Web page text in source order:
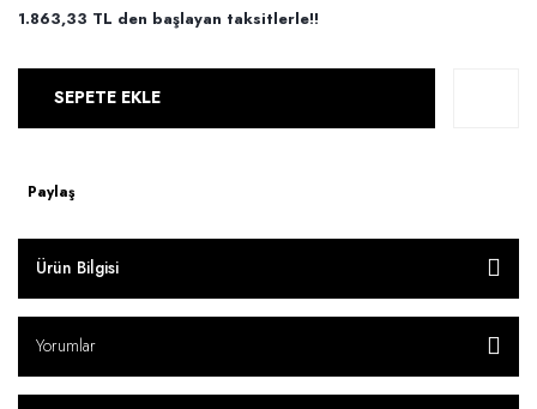
1.863,33 TL den başlayan taksitlerle!!
SEPETE EKLE
Paylaş
Ürün Bilgisi
Yorumlar